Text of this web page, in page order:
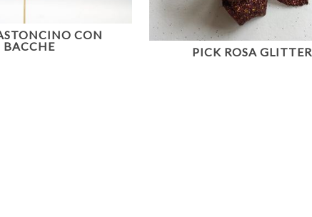
CON
BACCHE
PICK ROSA GLITTER